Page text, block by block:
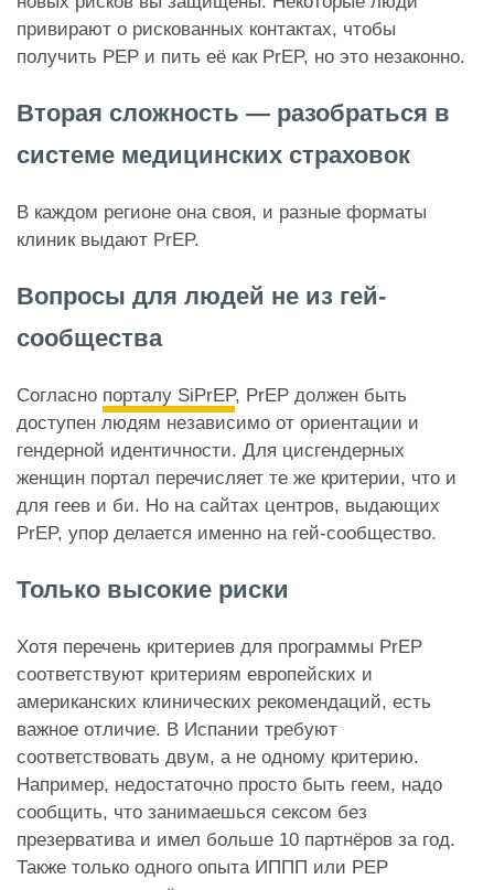
привирают о рискованных контактах, чтобы
получить PEP и пить её как PrEP, но это незаконно.
Вторая сложность — разобраться в
системе медицинских страховок
В каждом регионе она своя, и разные форматы
клиник выдают PrEP.
Вопросы для людей не из гей-
сообщества
Согласно порталу SiPrEP, PrEP должен быть
доступен людям независимо от ориентации и
гендерной идентичности. Для цисгендерных
женщин портал перечисляет те же критерии, что и
для геев и би. Но на сайтах центров, выдающих
PrEP, упор делается именно на гей-сообщество.
Только высокие риски
Хотя перечень критериев для программы PrEP
соответствуют критериям европейских и
американских клинических рекомендаций, есть
важное отличие. В Испании требуют
соответствовать двум, а не одному критерию.
Например, недостаточно просто быть геем, надо
сообщить, что занимаешься сексом без
презерватива и имел больше 10 партнёров за год.
Также только одного опыта ИППП или PEP